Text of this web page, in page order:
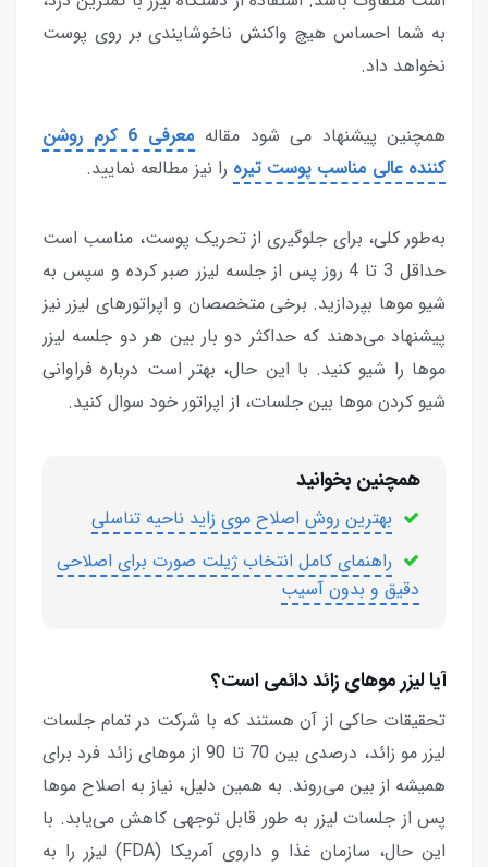
به شما احساس هیچ واکنش ناخوشایندی بر روی پوست
نخواهد داد.
همچنین پیشنهاد می شود مقاله
معرفی 6 کرم روشن
کننده عالی مناسب پوست تیره را نیز مطالعه نمایید.
به‌طور کلی، برای جلوگیری از تحریک پوست، مناسب است
حداقل 3 تا 4 روز پس از جلسه لیزر صبر کرده و سپس به
شیو موها بپردازید. برخی متخصصان و اپراتورهای لیزر نیز
پیشنهاد می‌دهند که حداکثر دو بار بین هر دو جلسه لیزر
موها را شیو کنید. با این حال، بهتر است درباره فراوانی
شیو کردن موها بین جلسات، از اپراتور خود سوال کنید.
همچنین بخوانید
بهترین روش اصلاح موی زاید ناحیه تناسلی
راهنمای کامل انتخاب ژیلت صورت برای اصلاحی
دقیق و بدون آسیب
آیا لیزر موهای زائد دائمی است؟
تحقیقات حاکی از آن هستند که با شرکت در تمام جلسات
لیزر مو زائد، درصدی بین 70 تا 90 از موهای زائد فرد برای
همیشه از بین می‌روند. به همین دلیل، نیاز به اصلاح موها
پس از جلسات لیزر به طور قابل توجهی کاهش می‌یابد. با
این حال، سازمان غذا و داروی آمریکا (FDA) لیزر را به